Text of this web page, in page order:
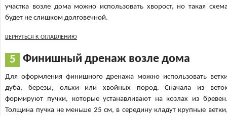
участка возле дома можно использовать хворост, но такая
будет не слишком долговечной.
ВЕРНУТЬСЯ К ОГЛАВЛЕНИЮ
Финишный дренаж возле дома
Для оформления финишного дренажа можно использовать
дуба, березы, ольхи или хвойных пород. Сначала из
формируют пучки, которые устанавливают на козлах из
Толщина пучка не меньше 25 см, в середину кладут крупные